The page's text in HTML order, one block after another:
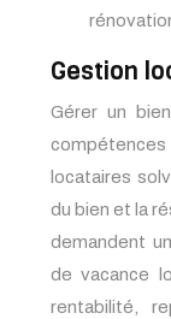
Gestion
Gérer un
locataires
du bien et la
demandent
de vacance
rentabilité,